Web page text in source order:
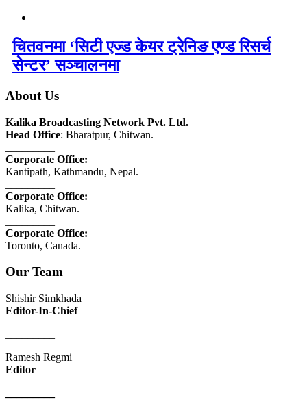
चितवनमा ‘सिटी एज्ड केयर ट्रेनिङ एण्ड रिसर्च
सेन्टर’ सञ्चालनमा
About Us
Kalika Broadcasting Network Pvt. Ltd.
Head Office: Bharatpur, Chitwan.
Corporate Office:
Kantipath, Kathmandu, Nepal.
Corporate Office:
Kalika, Chitwan.
Corporate Office:
Toronto, Canada.
Our Team
Shishir Simkhada
Editor-In-Chief
Ramesh Regmi
Editor